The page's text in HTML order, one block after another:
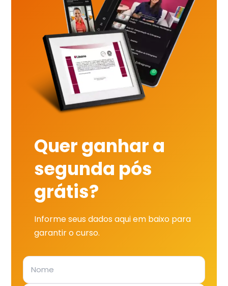
Quer ganhar a
segunda pós
grátis?
Informe seus dados aqui em baixo para
garantir o curso.